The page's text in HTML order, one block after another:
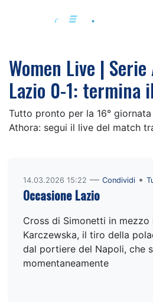
Women Live |
Lazio 0-1: termina
Tutto pronto per la 16°
Athora: segui il live del match
14.03.2026 15:22 — Condividi •
Occasione Lazio
Cross di Simonetti in mezzo
Karczewska, il tiro della
dal portiere del Napoli, che
momentaneamente